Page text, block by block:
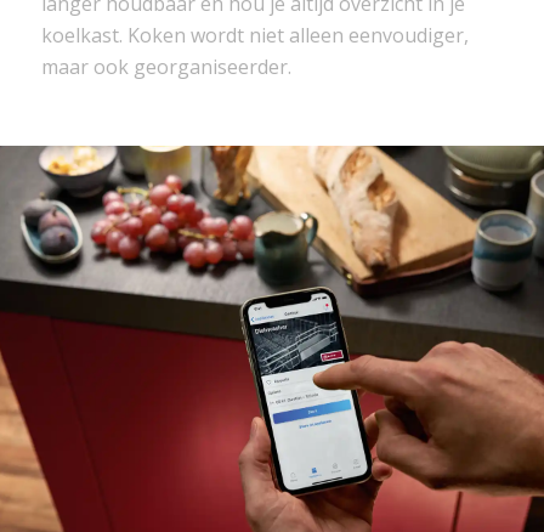
koelkast. Koken wordt niet alleen eenvoudiger,
maar ook georganiseerder.